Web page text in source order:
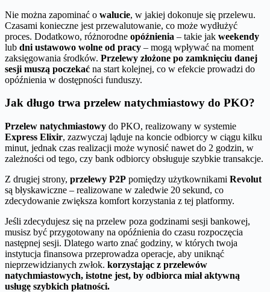
Nie można zapominać o walucie, w jakiej dokonuje się przelewu.
Czasami konieczne jest przewalutowanie, co może wydłużyć
proces. Dodatkowo, różnorodne opóźnienia – takie jak weekendy
lub dni ustawowo wolne od pracy – mogą wpływać na moment
zaksięgowania środków. Przelewy złożone po zamknięciu danej
sesji muszą poczekać na start kolejnej, co w efekcie prowadzi do
opóźnienia w dostępności funduszy.
Jak długo trwa przelew natychmiastowy do PKO?
Przelew natychmiastowy do PKO, realizowany w systemie
Express Elixir, zazwyczaj ląduje na koncie odbiorcy w ciągu kilku
minut, jednak czas realizacji może wynosić nawet do 2 godzin, w
zależności od tego, czy bank odbiorcy obsługuje szybkie transakcje.
Z drugiej strony, przelewy P2P pomiędzy użytkownikami Revolut
są błyskawiczne – realizowane w zaledwie 20 sekund, co
zdecydowanie zwiększa komfort korzystania z tej platformy.
Jeśli zdecydujesz się na przelew poza godzinami sesji bankowej,
musisz być przygotowany na opóźnienia do czasu rozpoczęcia
następnej sesji. Dlatego warto znać godziny, w których twoja
instytucja finansowa przeprowadza operacje, aby uniknąć
nieprzewidzianych zwłok. korzystając z przelewów
natychmiastowych, istotne jest, by odbiorca miał aktywną
usługę szybkich płatności.